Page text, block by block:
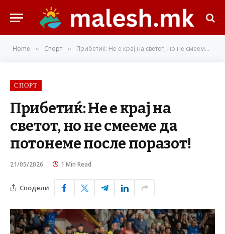
Home » Спорт » Прибетиќ: Не е крај на светот, но не смееме да потонеме после поразот!
СПОРТ
Прибетиќ: Не е крај на
светот, но не смееме да
потонеме после поразот!
21/05/2026 1 Min Read
Сподели